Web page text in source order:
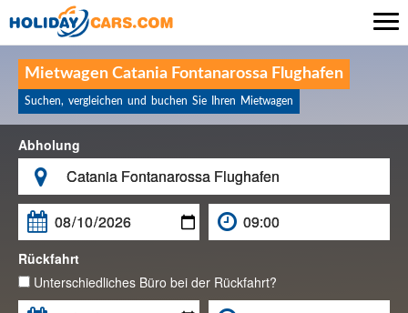
Mietwagen Catania Fontanarossa Flughafen
Suchen, vergleichen und buchen Sie Ihren Mietwagen
Abholung


Rückfahrt
Unterschiedliches Büro bei der Rückfahrt?